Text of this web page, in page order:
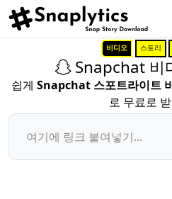
비디오 스토리
Snapchat 비
쉽게 Snapchat 스포트라이트
로 무료로